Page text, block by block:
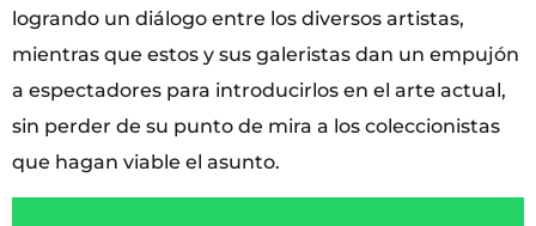
logrando un diálogo entre los diversos artistas,
mientras que estos y sus galeristas dan un empujón
a espectadores para introducirlos en el arte actual,
sin perder de su punto de mira a los coleccionistas
que hagan viable el asunto.